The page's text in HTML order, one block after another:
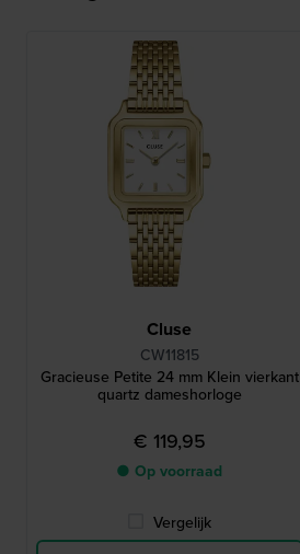
Cluse
CW11815
Gracieuse Petite 24 mm Klein vierkant
quartz dameshorloge
€ 119,95
● Op voorraad
Vergelijk